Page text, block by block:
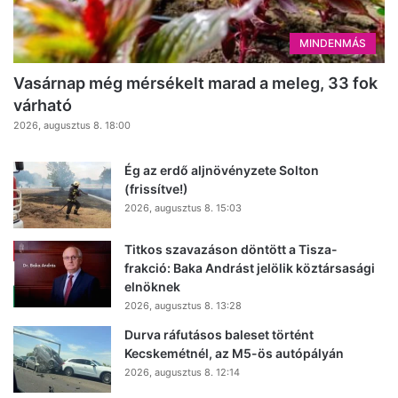
MINDENMÁS
Vasárnap még mérsékelt marad a meleg, 33 fok
várható
2026, augusztus 8. 18:00
Ég az erdő aljnövényzete Solton
(frissítve!)
2026, augusztus 8. 15:03
Titkos szavazáson döntött a Tisza-
frakció: Baka Andrást jelölik köztársasági
elnöknek
2026, augusztus 8. 13:28
Durva ráfutásos baleset történt
Kecskemétnél, az M5-ös autópályán
2026, augusztus 8. 12:14